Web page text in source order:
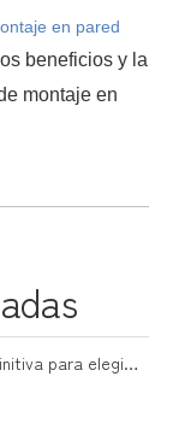
en pared
beneficios y la
montaje en
La guía definitiva para elegir la caja de entrega perfecta para paquetes